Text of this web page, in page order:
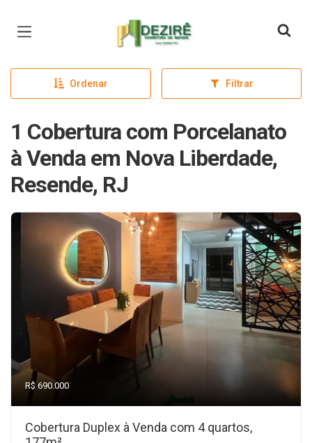
Página inicial
Ordenar Filtrar
1 Cobertura com Porcelanato
à Venda em Nova Liberdade,
Resende, RJ
R$ 690.000
Cobertura Duplex à Venda com 4 quartos,